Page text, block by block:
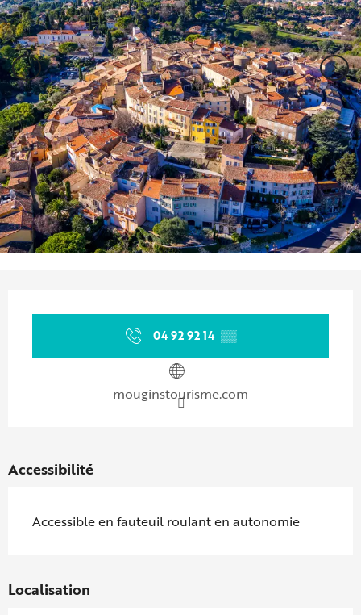
04 92 92 14 ▒▒
mouginstourisme.com
Accessibilité
Accessible en fauteuil roulant en autonomie
Localisation